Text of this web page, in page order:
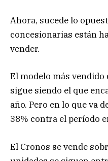
Ahora, sucede lo
concesionarias están
vender.
El modelo más vendido
sigue siendo el que
año. Pero en lo que va
38% contra el período
El Cronos se vende